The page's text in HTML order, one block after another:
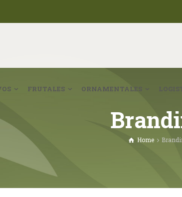
FRUTALES ORNAMENTALES
Home